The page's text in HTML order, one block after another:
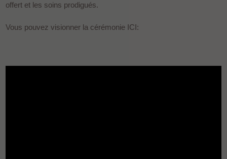
offert et les soins prodigués.
Vous pouvez visionner la cérémonie ICI: